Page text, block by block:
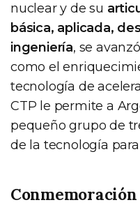
nuclear y de su
básica, aplicada,
ingeniería, se
como el
tecnología de
CTP le permite a
pequeño grupo de
de la tecnología
Conmemoración